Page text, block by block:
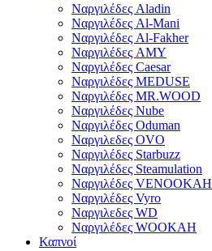
Ναργιλέδες Aladin
Ναργιλέδες Al-Mani
Ναργιλέδες Al-Fakher
Ναργιλέδες AΜΥ
Ναργιλέδες Caesar
Ναργιλέδες MEDUSE
Ναργιλέδες MR.WOOD
Ναργιλέδες Nube
Ναργιλέδες Oduman
Ναργιλεδες OVO
Ναργιλέδες Starbuzz
Ναργιλέδες Steamulation
Ναργιλέδες VENOOKAH
Ναργιλέδες Vyro
Ναργιλεδες WD
Ναργιλέδες WOOKAH
Καπνοί